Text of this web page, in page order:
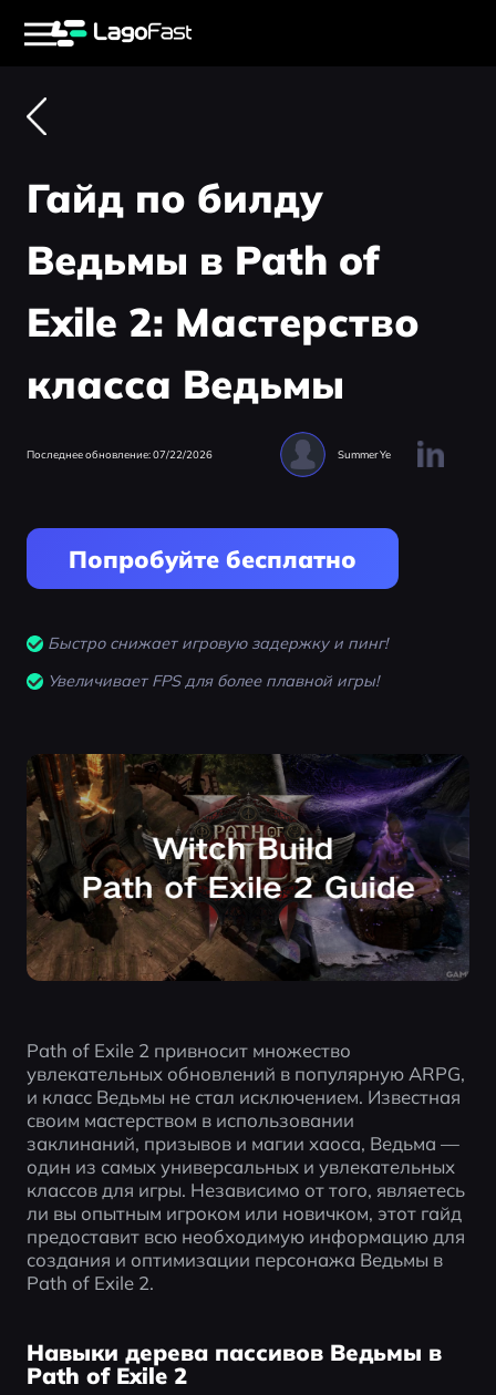
Гайд по билду
Ведьмы в Path of
Exile 2: Мастерство
класса Ведьмы
Последнее обновление: 07/22/2026 Summer Ye
Попробуйте бесплатно
Быстро снижает игровую задержку и пинг!
Увеличивает FPS для более плавной игры!
Path of Exile 2 привносит множество
увлекательных обновлений в популярную ARPG,
и класс Ведьмы не стал исключением. Известная
своим мастерством в использовании
заклинаний, призывов и магии хаоса, Ведьма —
один из самых универсальных и увлекательных
классов для игры. Независимо от того, являетесь
ли вы опытным игроком или новичком, этот гайд
предоставит всю необходимую информацию для
создания и оптимизации персонажа Ведьмы в
Path of Exile 2.
Навыки дерева пассивов Ведьмы в
Path of Exile 2